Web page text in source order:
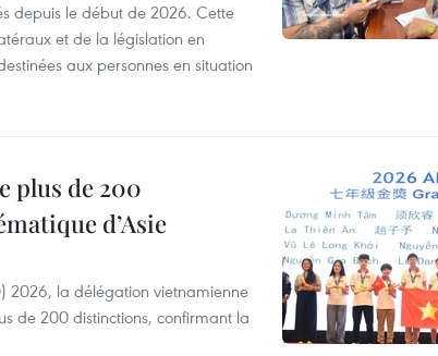
depuis le début de 2026. Cette
et de la législation en
aux personnes en situation
plus de 200
d’Asie
2026, la délégation vietnamienne
de 200 distinctions, confirmant la